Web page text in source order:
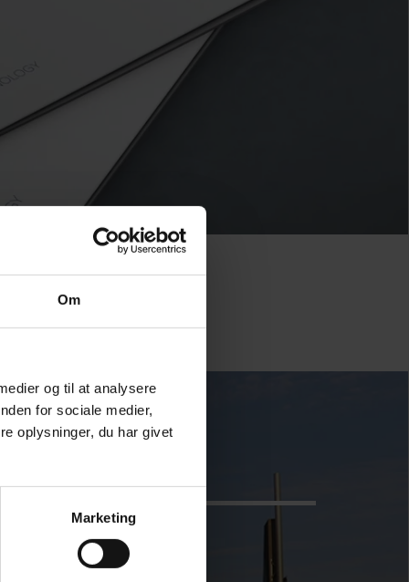
Om
og til at analysere
for sociale medier,
oplysninger, du har givet
Marketing
MONDIAUX